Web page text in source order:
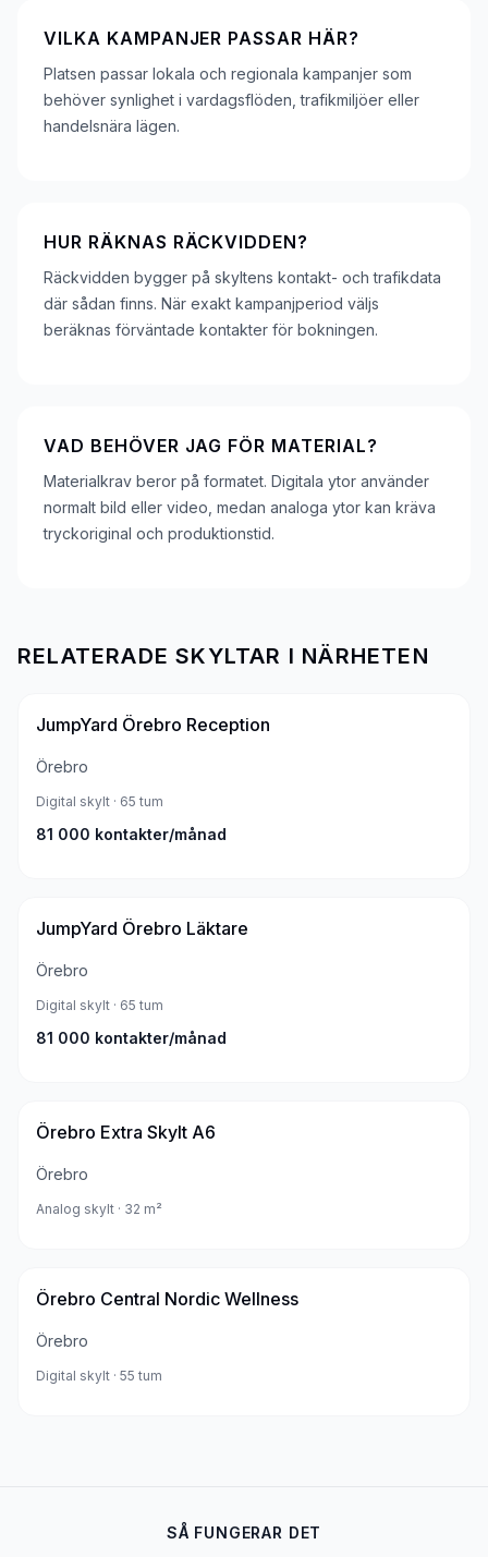
VILKA KAMPANJER PASSAR HÄR?
Platsen passar lokala och regionala kampanjer som
behöver synlighet i vardagsflöden, trafikmiljöer eller
handelsnära lägen.
HUR RÄKNAS RÄCKVIDDEN?
Räckvidden bygger på skyltens kontakt- och trafikdata
där sådan finns. När exakt kampanjperiod väljs
beräknas förväntade kontakter för bokningen.
VAD BEHÖVER JAG FÖR MATERIAL?
Materialkrav beror på formatet. Digitala ytor använder
normalt bild eller video, medan analoga ytor kan kräva
tryckoriginal och produktionstid.
RELATERADE SKYLTAR I NÄRHETEN
JumpYard Örebro Reception
Örebro
Digital skylt · 65 tum
81 000 kontakter/månad
JumpYard Örebro Läktare
Örebro
Digital skylt · 65 tum
81 000 kontakter/månad
Örebro Extra Skylt A6
Örebro
Analog skylt · 32 m²
Örebro Central Nordic Wellness
Örebro
Digital skylt · 55 tum
SÅ FUNGERAR DET